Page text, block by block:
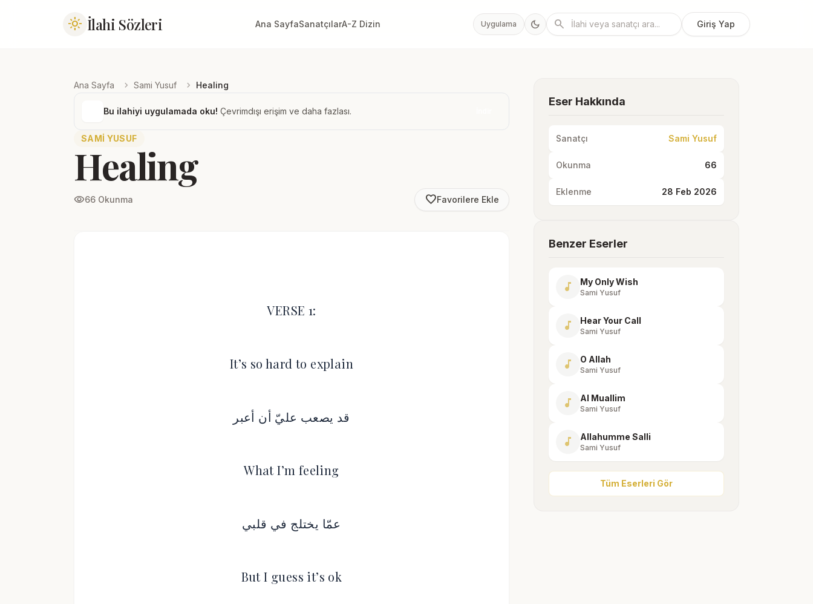
light_mode İlahi Sözleri Ana SayfaSanatçılarA-Z Dizin Uygulama dark_mode search Giriş Yap
Ana Sayfa chevron_right Sami Yusuf chevron_right Healing
Bu ilahiyi uygulamada oku! Çevrimdışı erişim ve daha fazlası.
SAMI YUSUF
Healing
visibility66 Okunma favorite_borderFavorilere Ekle
VERSE 1:
It’s so hard to explain
قد يصعب عليّ أن أعبر
What I’m feeling
عمّا يختلج في قلبي
But I guess it’s ok
Eser Hakkında
Sanatçı Sami Yusuf
Okunma 66
Eklenme 28 Feb 2026
Benzer Eserler
music_note My Only Wish
Sami Yusuf
music_note Hear Your Call
Sami Yusuf
music_note O Allah
Sami Yusuf
music_note Al Muallim
Sami Yusuf
music_note Allahumme Salli
Sami Yusuf
Tüm Eserleri Gör